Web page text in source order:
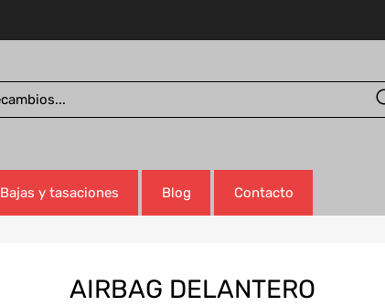
Bajas y tasaciones Blog Contacto
AIRBAG DELANTERO